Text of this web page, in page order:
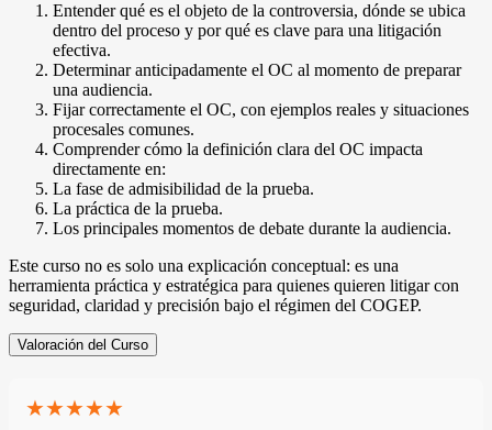
Entender qué es el objeto de la controversia, dónde se ubica
dentro del proceso y por qué es clave para una litigación
efectiva.
Determinar anticipadamente el OC al momento de preparar
una audiencia.
Fijar correctamente el OC, con ejemplos reales y situaciones
procesales comunes.
Comprender cómo la definición clara del OC impacta
directamente en:
La fase de admisibilidad de la prueba.
La práctica de la prueba.
Los principales momentos de debate durante la audiencia.
Este curso no es solo una explicación conceptual: es una
herramienta práctica y estratégica para quienes quieren litigar con
seguridad, claridad y precisión bajo el régimen del COGEP.
Valoración del Curso
★★★★★